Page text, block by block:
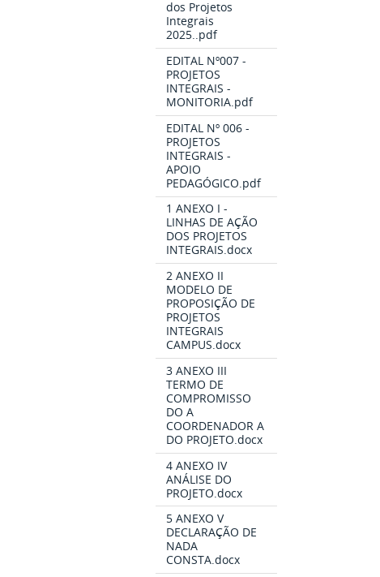
dos Projetos
Integrais
2025..pdf
EDITAL Nº007 -
PROJETOS
INTEGRAIS -
MONITORIA.pdf
EDITAL Nº 006 -
PROJETOS
INTEGRAIS -
APOIO
PEDAGÓGICO.pdf
1 ANEXO I -
LINHAS DE AÇÃO
DOS PROJETOS
INTEGRAIS.docx
2 ANEXO II
MODELO DE
PROPOSIÇÃO DE
PROJETOS
INTEGRAIS
CAMPUS.docx
3 ANEXO III
TERMO DE
COMPROMISSO
DO A
COORDENADOR A
DO PROJETO.docx
4 ANEXO IV
ANÁLISE DO
PROJETO.docx
5 ANEXO V
DECLARAÇÃO DE
NADA
CONSTA.docx